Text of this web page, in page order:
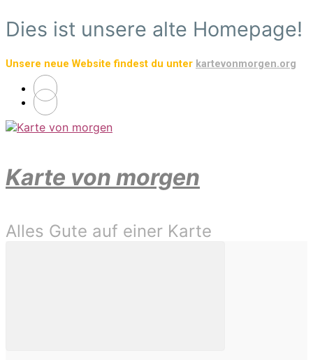
Zum
Hauptinhalt
Dies ist unsere alte Homepage!
Unsere neue Website findest du unter kartevonmorgen.org
Karte von morgen
Alles Gute auf einer Karte